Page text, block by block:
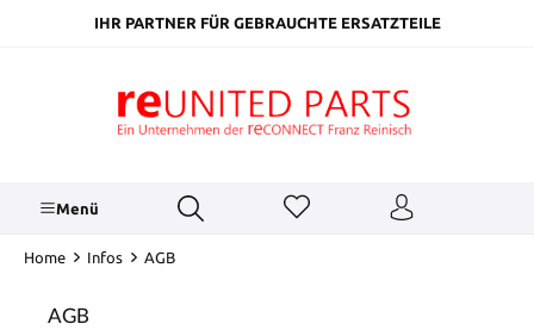
springenIHR PARTNER FÜR GEBRAUCHTE ERSATZTEILE
Menü
Home Infos AGB
AGB